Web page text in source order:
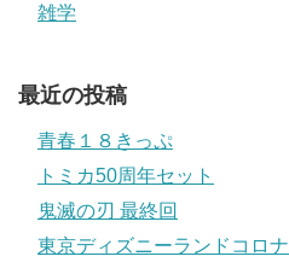
雑学
最近の投稿
青春１８きっぷ
トミカ50周年セット
鬼滅の刃 最終回
東京ディズニーランドコロナ